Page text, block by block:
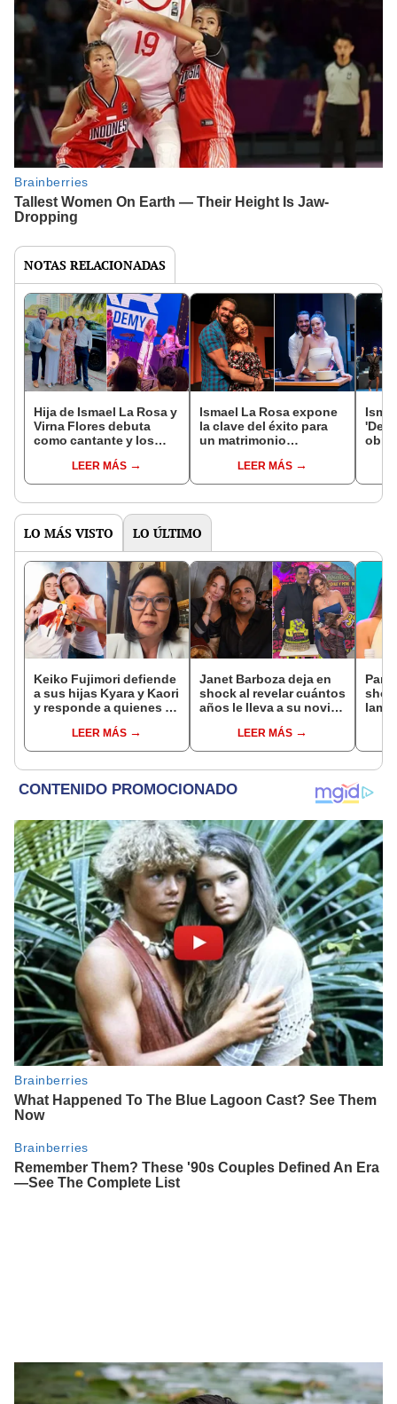
NOTAS RELACIONADAS
Hija de Ismael La Rosa y
Virna Flores debuta
como cantante y los
canción que bailaron en
su matrimonio
LEER MÁS
Ismael La Rosa expone
la clave del éxito para
un matrimonio
naranjas exprimiendo el
mejor jugo juntos"
LEER MÁS
obra
vida
LO MÁS VISTO LO ÚLTIMO
Keiko Fujimori defiende
a sus hijas Kyara y Kaori
y responde a quienes la
“No pueden decirme”
LEER MÁS
Janet Barboza deja en
shock al revelar cuántos
años le lleva a su novio
plenitud”LEER MÁS
el